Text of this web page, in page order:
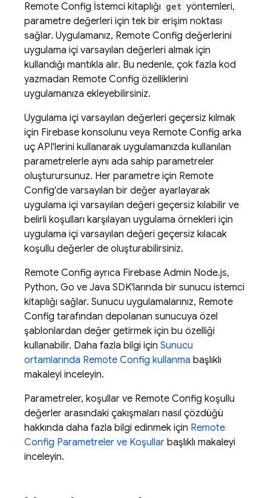
Remote Config İstemci kitaplığı get yöntemleri,
parametre değerleri için tek bir erişim noktası
sağlar. Uygulamanız, Remote Config değerlerini
uygulama içi varsayılan değerleri almak için
kullandığı mantıkla alır. Bu nedenle, çok fazla kod
yazmadan Remote Config özelliklerini
uygulamanıza ekleyebilirsiniz.
Uygulama içi varsayılan değerleri geçersiz kılmak
için Firebase konsolunu veya Remote Config arka
uç API'lerini kullanarak uygulamanızda kullanılan
parametrelerle aynı ada sahip parametreler
oluşturursunuz. Her parametre için Remote
Config'de varsayılan bir değer ayarlayarak
uygulama içi varsayılan değeri geçersiz kılabilir ve
belirli koşulları karşılayan uygulama örnekleri için
uygulama içi varsayılan değeri geçersiz kılacak
koşullu değerler de oluşturabilirsiniz.
Remote Config ayrıca Firebase Admin Node.js,
Python, Go ve Java SDK'larında bir sunucu istemci
kitaplığı sağlar. Sunucu uygulamalarınız, Remote
Config tarafından depolanan sunucuya özel
şablonlardan değer getirmek için bu özelliği
kullanabilir. Daha fazla bilgi için Sunucu
ortamlarında Remote Config kullanma başlıklı
makaleyi inceleyin.
Parametreler, koşullar ve Remote Config koşullu
değerler arasındaki çakışmaları nasıl çözdüğü
hakkında daha fazla bilgi edinmek için Remote
Config Parametreler ve Koşullar başlıklı makaleyi
inceleyin.